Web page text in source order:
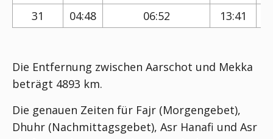
31
04:48 06:52 13:41
Die Entfernung zwischen Aarschot und Mekka
beträgt 4893 km.
Die genauen Zeiten für Fajr (Morgengebet),
Dhuhr (Nachmittagsgebet), Asr Hanafi und Asr